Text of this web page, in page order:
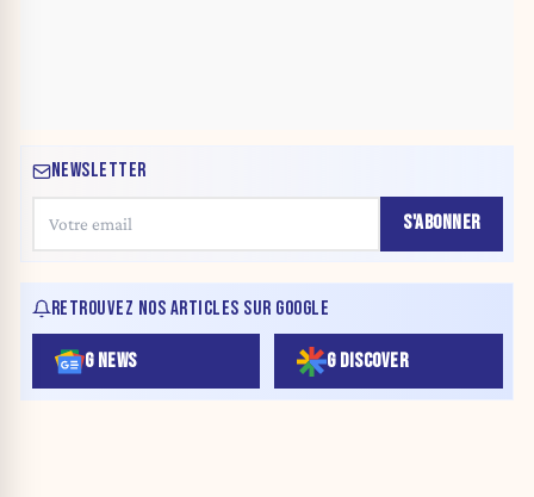
NEWSLETTER
S'ABONNER
RETROUVEZ NOS ARTICLES SUR GOOGLE
G NEWS G DISCOVER